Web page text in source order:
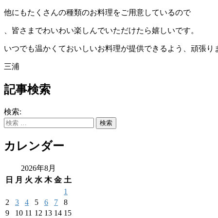
他にもたくさんの種類のお料理をご用意しているので
皆さまでわいわい楽しんでいただけたら嬉しいです。
いつでも温かくておいしいお料理が提供できるよう、頑張り
三浦
記事検索
検索:
カレンダー
2026年8月
日
月 火 水 木 金 土
1
2
3 4 5 6 7
8
9
10 11 12 13 14 15